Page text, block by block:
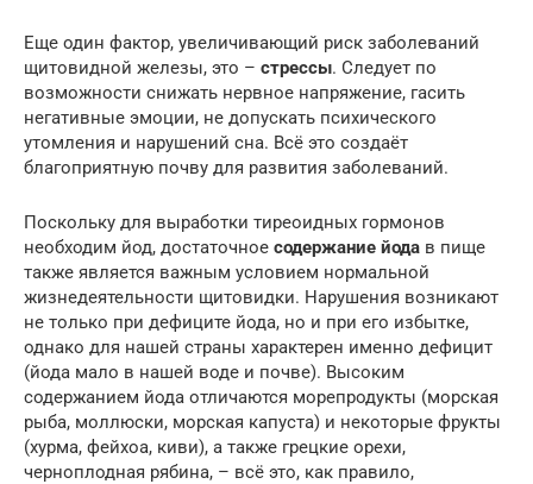
Еще один фактор, увеличивающий риск заболеваний
щитовидной железы, это – стрессы. Следует по
возможности снижать нервное напряжение, гасить
негативные эмоции, не допускать психического
утомления и нарушений сна. Всё это создаёт
благоприятную почву для развития заболеваний.
Поскольку для выработки тиреоидных гормонов
необходим йод, достаточное содержание йода в пище
также является важным условием нормальной
жизнедеятельности щитовидки. Нарушения возникают
не только при дефиците йода, но и при его избытке,
однако для нашей страны характерен именно дефицит
(йода мало в нашей воде и почве). Высоким
содержанием йода отличаются морепродукты (морская
рыба, моллюски, морская капуста) и некоторые фрукты
(хурма, фейхоа, киви), а также грецкие орехи,
черноплодная рябина, – всё это, как правило,